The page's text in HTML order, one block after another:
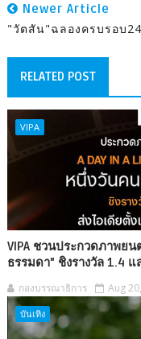
Newer Article
"วัตสัน"ฉลองครบรอบ
RELATED POST
VIPA
VIPA ชวนประกวดภาพย
ธรรมดา" ชิงรางวัล 1.4
กองบรรณาธิการ Aug
บันเทิง